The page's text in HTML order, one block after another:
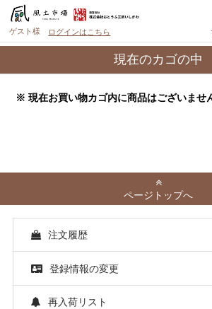
ゲスト様 ログインはこちら
現在のカゴの中
※ 現在お買い物カゴ内に商品はございませ
ページトップへ
注文履歴
登録情報の変更
再入荷リスト